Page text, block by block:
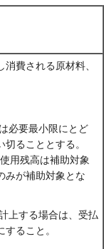
費される原材料、
必要最小限にとど
ることとする。
用残高は補助対象
みが補助対象とな
上する場合は、受払
ること。